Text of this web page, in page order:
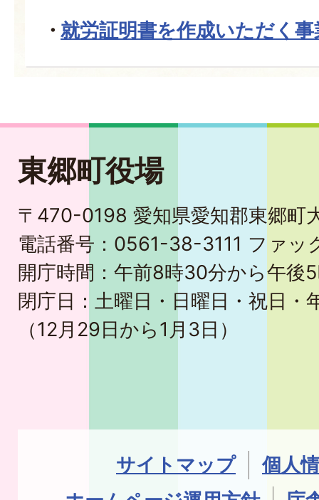
就労証明書を作成いただく
東郷町役場
〒470-0198 愛知県愛知郡東郷町
電話番号：0561-38-3111 ファ
開庁時間：午前8時30分から午後
閉庁日：土曜日・日曜日・祝日・
（12月29日から1月3日）
サイトマップ
個人